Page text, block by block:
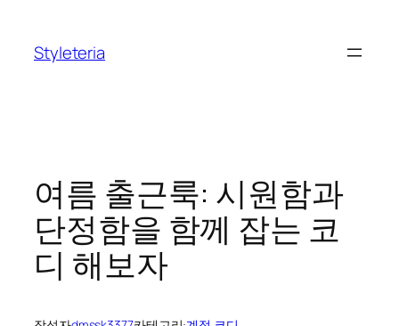
Styleteria
여름 출근룩: 시원함과
단정함을 함께 잡는 코
디 해보자